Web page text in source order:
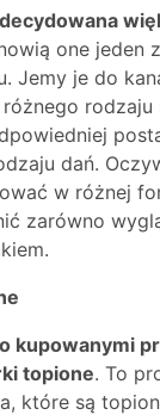
one jeden
Jemy je do
rodzaju
dań.
w różnej
zarówno
kupowanymi
topione. To
które są